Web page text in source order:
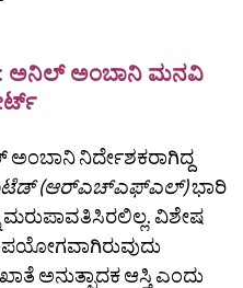
ಅನಿಲ್ ಅಂಬಾನಿ ಮನವಿ
ನಿರ್ದೇಶಕರಾಗಿದ್ದ
(ಆರ್‌ಎಚ್‌ಎಫ್‌ಎಲ್‌)ಭಾರಿ
ಮರುಪಾವತಿಸಿರಲಿಲ್ಲ. ವಿಶೇಷ
ಅನುತ್ಪಾದಕ ಆಸ್ತಿ ಎಂದು